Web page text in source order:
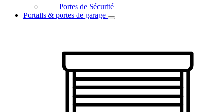
Portes de Sécurité
Portails & portes de garage